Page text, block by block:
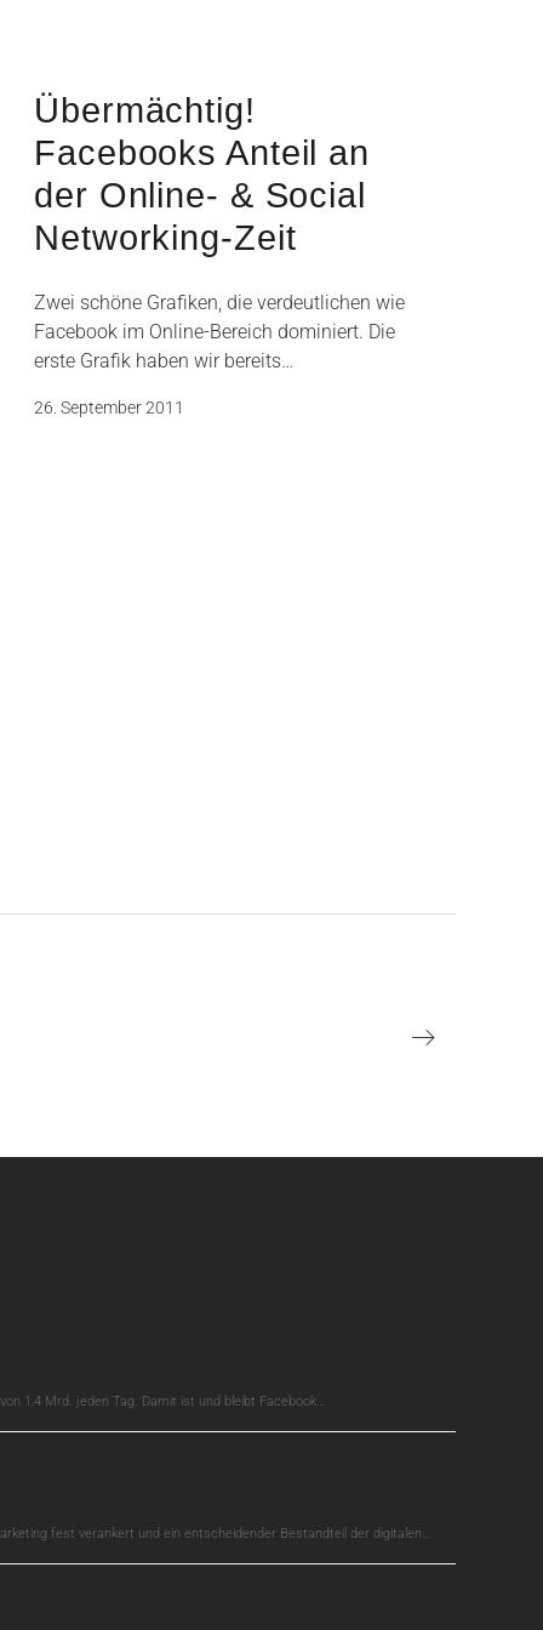
Übermächtig!
Facebooks Anteil an
der Online- & Social
Networking-Zeit
Zwei schöne Grafiken, die verdeutlichen wie
Facebook im Online-Bereich dominiert. Die
erste Grafik haben wir bereits…
26. September 2011
Ältere
Beiträge
1,4 Mrd. jeden Tag. Damit ist und bleibt Facebook…
fest verankert und ein entscheidender Bestandteil der digitalen…